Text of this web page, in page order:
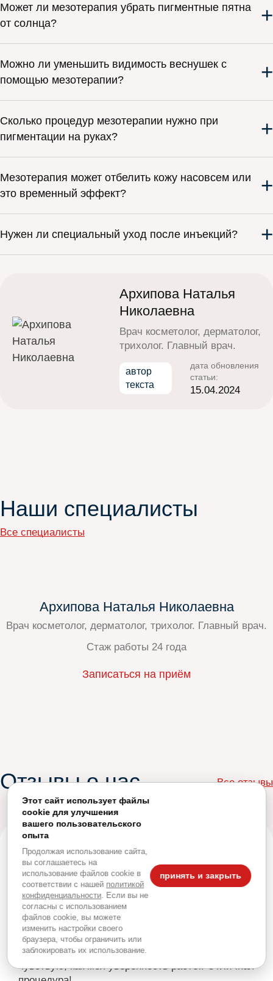
Может ли мезотерапия убрать пигментные пятна
от солнца?
+
Можно ли уменьшить видимость веснушек с
помощью мезотерапии?
+
Сколько процедур мезотерапии нужно при
пигментации на руках?
+
Мезотерапия может отбелить кожу насовсем или
это временный эффект?
+
Нужен ли специальный уход после инъекций? +
Архипова Наталья
Николаевна
Врач косметолог, дерматолог,
трихолог. Главный врач.
автор
текста
дата обновления
статьи:
15.04.2024
Наши специалисты
Все специалисты
Архипова Наталья Николаевна
Врач косметолог, дерматолог, трихолог. Главный врач.
Стаж работы 24 года
Записаться на приём
Отзывы о нас Все отзывы
Полина Короткова
Процедура: Мезотерапия отбеливающая
С сайта
После мезотерапии от пигментации моя кожа
стала гораздо ровнее. Я вижу эффект и
чувствую, как моя уверенность растет. Отличная
Этот сайт использует файлы
cookie для улучшения
вашего пользовательского
опыта
Продолжая использование сайта,
вы соглашаетесь на
использование файлов cookie в
соответствии с нашей политикой
конфиденциальности. Если вы не
согласны с использованием
файлов cookie, вы можете
изменить настройки своего
браузера, чтобы ограничить или
заблокировать их использование.
принять и закрыть